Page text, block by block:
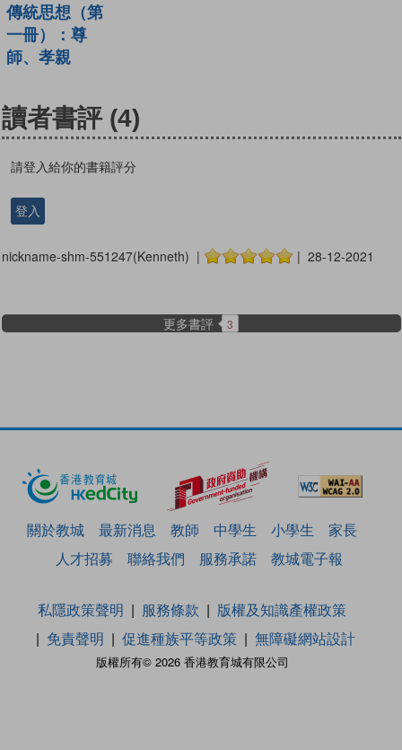
傳統思想（第
一冊）：尊
師、孝親
讀者書評 (4)
請登入給你的書籍評分
登入
nickname-shm-551247(Kenneth) | | 28-12-2021
更多書評 3
關於教城 最新消息 教師 中學生 小學生
家長
人才招募
聯絡我們 服務承諾 教城電子報
版權所有© 2026 香港教育城有限公司
私隱政策聲明 服務條款
版權及知識產權政策
免責聲明
促進種族平等政策 無障礙網站設計